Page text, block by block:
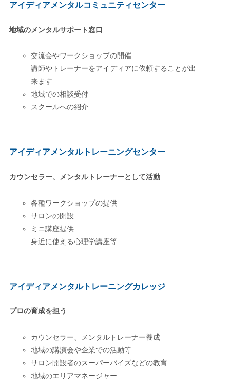
アイディアメンタルコミュニティセンター
地域のメンタルサポート窓口
交流会やワークショップの開催
講師やトレーナーをアイディアに依頼することが出
来ます
地域での相談受付
スクールへの紹介
アイディアメンタルトレーニングセンター
カウンセラー、メンタルトレーナーとして活動
各種ワークショップの提供
サロンの開設
ミニ講座提供
身近に使える心理学講座等
アイディアメンタルトレーニングカレッジ
プロの育成を担う
カウンセラー、メンタルトレーナー養成
地域の講演会や企業での活動等
サロン開設者のスーパーバイズなどの教育
地域のエリアマネージャー